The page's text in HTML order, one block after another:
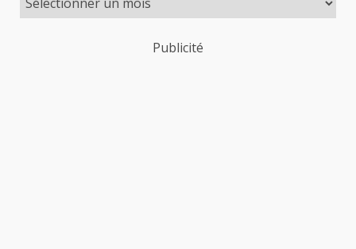
Publicité